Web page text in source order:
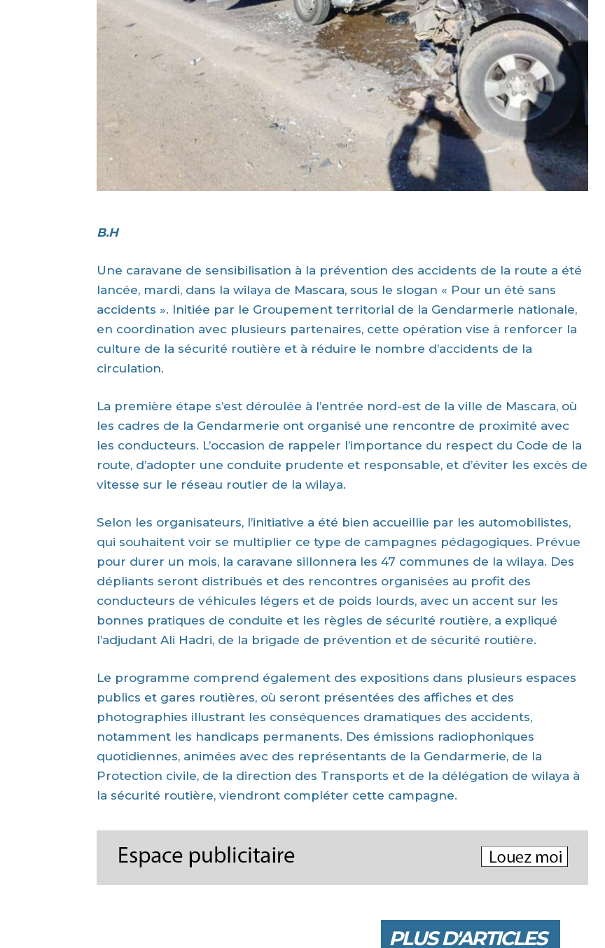
B.H
Une caravane de sensibilisation à la prévention des accidents de la route a été
lancée, mardi, dans la wilaya de Mascara, sous le slogan « Pour un été sans
accidents ». Initiée par le Groupement territorial de la Gendarmerie nationale,
en coordination avec plusieurs partenaires, cette opération vise à renforcer la
culture de la sécurité routière et à réduire le nombre d’accidents de la
circulation.
La première étape s’est déroulée à l’entrée nord-est de la ville de Mascara, où
les cadres de la Gendarmerie ont organisé une rencontre de proximité avec
les conducteurs. L’occasion de rappeler l’importance du respect du Code de la
route, d’adopter une conduite prudente et responsable, et d’éviter les excès de
vitesse sur le réseau routier de la wilaya.
Selon les organisateurs, l’initiative a été bien accueillie par les automobilistes,
qui souhaitent voir se multiplier ce type de campagnes pédagogiques. Prévue
pour durer un mois, la caravane sillonnera les 47 communes de la wilaya. Des
dépliants seront distribués et des rencontres organisées au profit des
conducteurs de véhicules légers et de poids lourds, avec un accent sur les
bonnes pratiques de conduite et les règles de sécurité routière, a expliqué
l’adjudant Ali Hadri, de la brigade de prévention et de sécurité routière.
Le programme comprend également des expositions dans plusieurs espaces
publics et gares routières, où seront présentées des affiches et des
photographies illustrant les conséquences dramatiques des accidents,
notamment les handicaps permanents. Des émissions radiophoniques
quotidiennes, animées avec des représentants de la Gendarmerie, de la
Protection civile, de la direction des Transports et de la délégation de wilaya à
la sécurité routière, viendront compléter cette campagne.
PLUS D'ARTICLES